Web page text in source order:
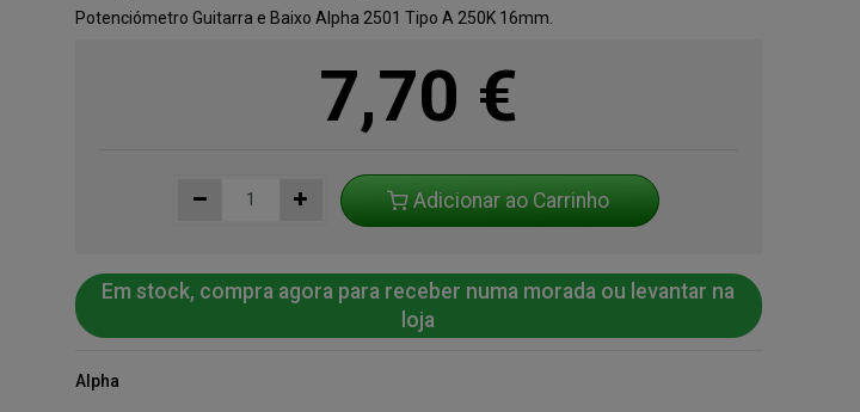
Potenciómetro Guitarra e Baixo Alpha 2501 Tipo A 250K 16mm.
7,70 €
Adicionar ao Carrinho
Em stock, compra agora para receber numa morada ou levantar na
loja
Alpha